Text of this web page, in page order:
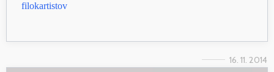
filokartistov
16. 11. 2014